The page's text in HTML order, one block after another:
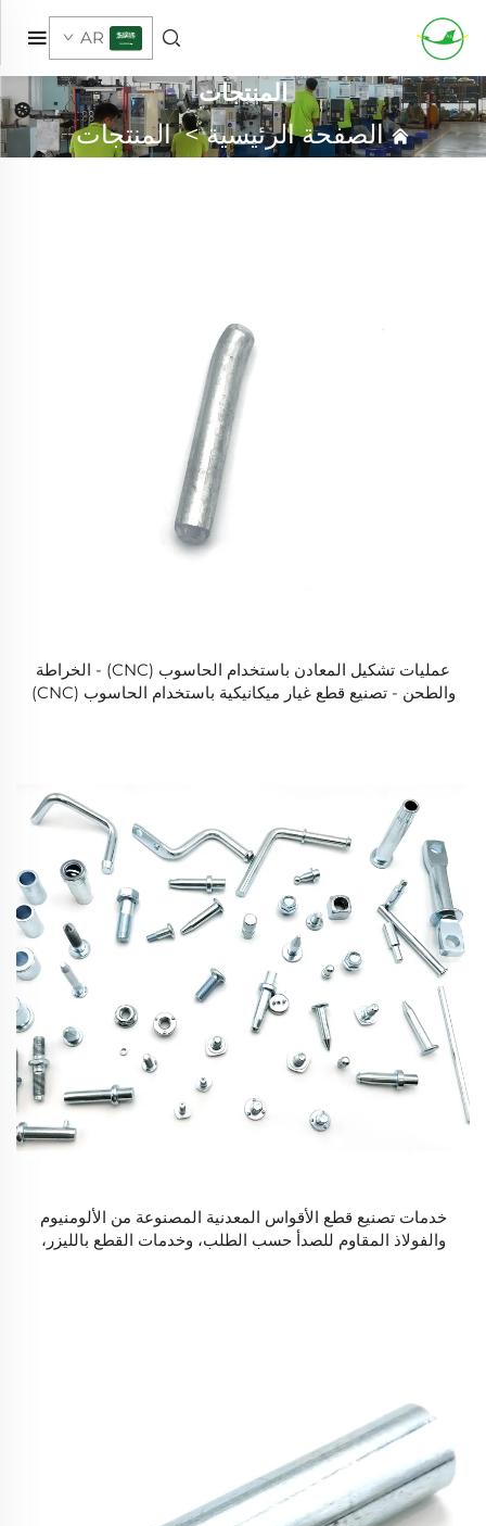
AR
المنتجات
الصفحة الرئيسية>المنتجات
عمليات تشكيل المعادن باستخدام الحاسوب (CNC) - الخراطة
والطحن - تصنيع قطع غيار ميكانيكية باستخدام الحاسوب (CNC)
خدمات تصنيع قطع الأقواس المعدنية المصنوعة من الألومنيوم
والفولاذ المقاوم للصدأ حسب الطلب، وخدمات القطع بالليزر،